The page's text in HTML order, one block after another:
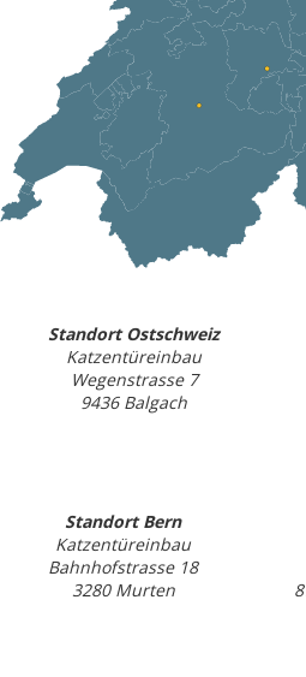
Standort Ostschweiz
Katzentüreinbau
Wegenstrasse 7
9436 Balgach
Standort Bern
Katzentüreinbau
Bahnhofstrasse 18
3280 Murten